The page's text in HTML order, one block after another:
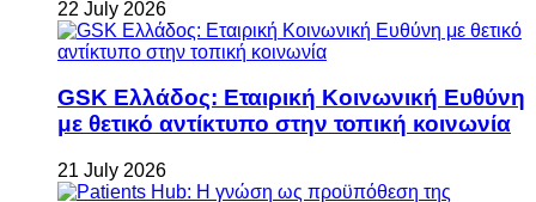
22 July 2026
GSK Ελλάδος: Εταιρική Κοινωνική Ευθύνη
με θετικό αντίκτυπο στην τοπική κοινωνία
21 July 2026